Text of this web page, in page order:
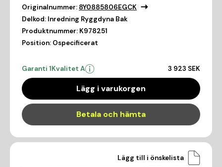
Originalnummer: 8Y0885806EGCK
Delkod: Inredning Ryggdyna Bak
Produktnummer: K978251
Position: Ospecificerat
Garanti 1Kvalitet A 3 923 SEK
Lägg i varukorgen
Betala och hämta
Lägg till i önskelista